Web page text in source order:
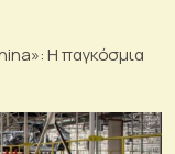
Η παγκόσμια